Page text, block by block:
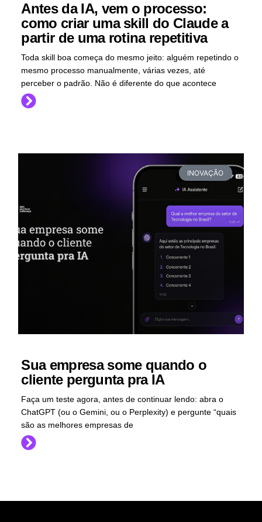
Antes da IA, vem o processo:
como criar uma skill do Claude a
partir de uma rotina repetitiva
Toda skill boa começa do mesmo jeito: alguém repetindo o
mesmo processo manualmente, várias vezes, até
perceber o padrão. Não é diferente do que acontece
INOVAÇÃO
Sua empresa some quando o
cliente pergunta pra IA
Faça um teste agora, antes de continuar lendo: abra o
ChatGPT (ou o Gemini, ou o Perplexity) e pergunte “quais
são as melhores empresas de